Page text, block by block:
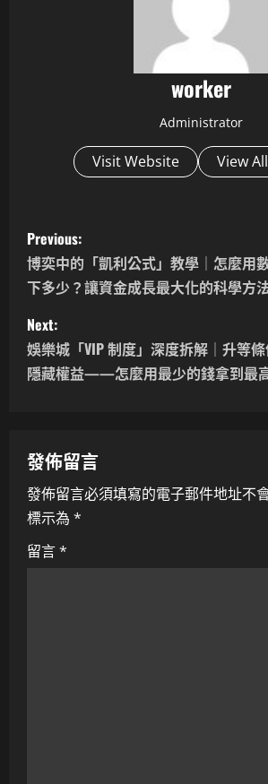
worker
Administrator
Visit Website View
P
o
s
t
n
v
i
g
a
Previous:
博奕中的「凱利公式」教學｜怎麼用
下多少？讓資金成長最大化的科學方
Next:
娛樂城「VIP 制度」深度拆解｜升等
隱藏權益——怎麼用最少的錢拿到最
發佈留言
發佈留言必須填寫的電子郵件地址不
標示為 *
留言*